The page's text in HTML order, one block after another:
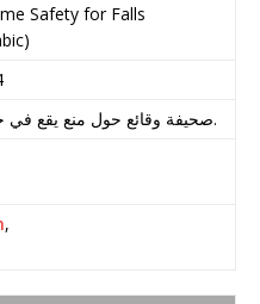
Safety for Falls
صحيفة وقائع حول منع يقع في جميع أنحاء المنزل.
,